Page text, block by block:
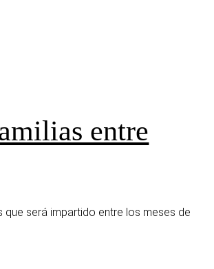
entre
será impartido entre los meses de